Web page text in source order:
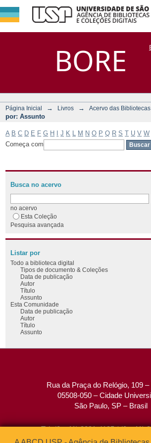
BORE
Filtrar
Assunto
DSpace/Manakin +
Página Inicial → Livros → Acervo das
por: Assunto
A B C D E F G H J K M N O P Q R S T U V W
Começa com
Busca no acervo
no acervo
Esta Coleção
Pesquisa avançada
Listar por
Todo a biblioteca digital
Tipos de documento & Coleções
Data de publicação
Autor
Título
Assunto
Esta Comunidade
Data de publicação
Autor
Título
Assunto
Rua da Praça do Relógio, 109
05508-050 – Cidade
São Paulo, SP – Brasil
Tel: (0xx11) 3091-4195 / (0xx11)
Fax: (0xx11) 3091-1567